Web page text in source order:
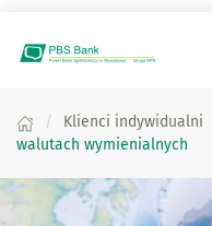
Klienci indywidualni
walutach wymienialnych